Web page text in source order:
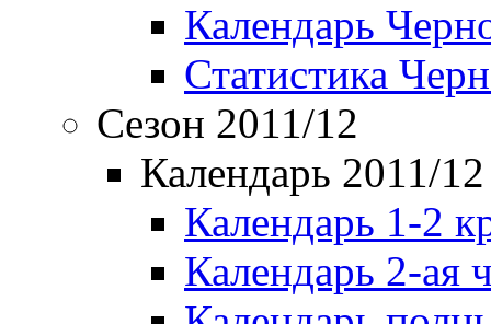
Календарь
Статистика
Сезон 2011/12
Календарь 2011/12
Календарь 1-2
Календарь 2-ая